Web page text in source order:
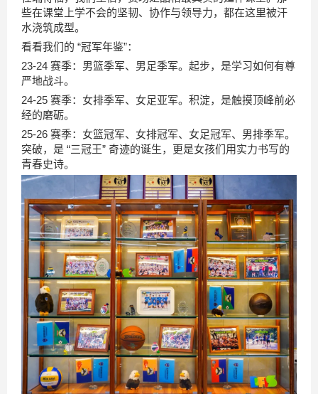
些在课堂上学不会的坚韧、协作与领导力，都在这里被汗
水浇筑成型。
看看我们的 “冠军年鉴”：
23-24 赛季：男篮季军、男足季军。起步，是学习如何有尊
严地战斗。
24-25 赛季：女排季军、女足亚军。积淀，是触摸顶峰前必
经的磨砺。
25-26 赛季：女篮冠军、女排冠军、女足冠军、男排季军。
突破，是 “三冠王” 奇迹的诞生，更是女孩们用实力书写的
青春史诗。